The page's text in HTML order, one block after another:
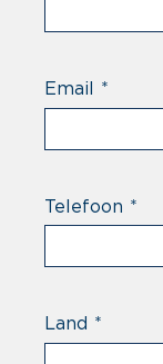
Email *
Telefoon *
Land *